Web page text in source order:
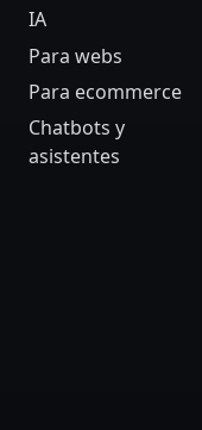
IA
Para webs
Para ecommerce
Chatbots y
asistentes